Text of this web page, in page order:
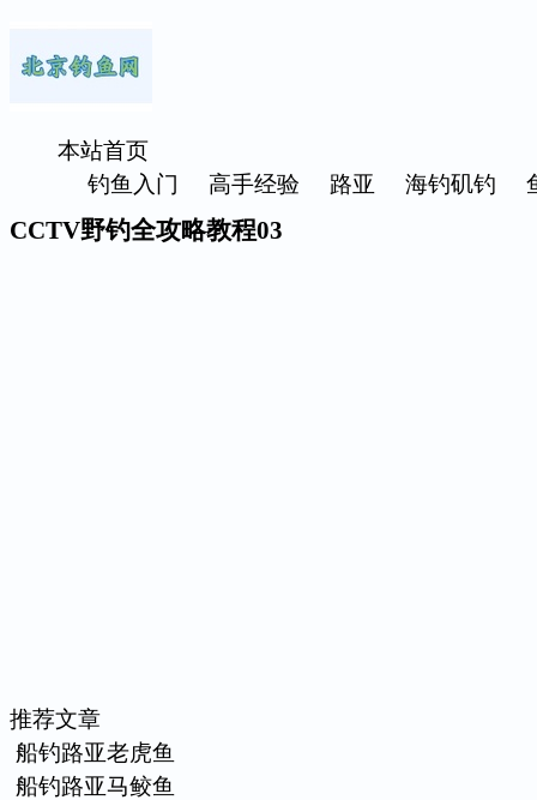
本站首页
钓鱼入门
高手经验 路亚 海钓矶钓
CCTV野钓全攻略教程03
推荐文章
船钓路亚老虎鱼
船钓路亚马鲛鱼